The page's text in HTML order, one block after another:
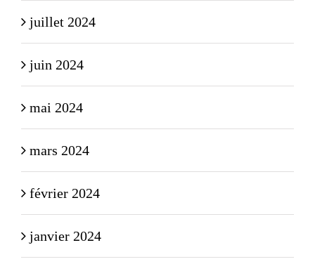
juillet 2024
juin 2024
mai 2024
mars 2024
février 2024
janvier 2024